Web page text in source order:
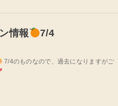
情報 7/4
7/4のものなので、過去になりますがご